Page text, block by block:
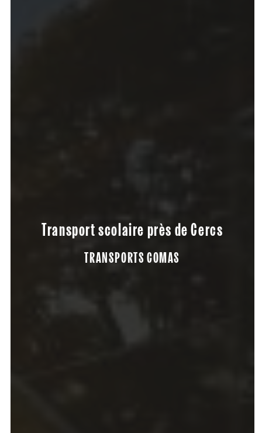
Transport scolaire près de Cercs
TRANSPORTS COMAS